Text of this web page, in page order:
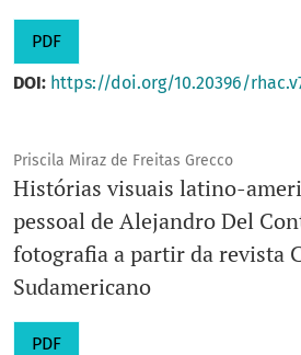
PDF
DOI: https://doi.org/10.20396/
Priscila Miraz de Freitas Grecco
Histórias visuais latino-
pessoal de Alejandro Del
fotografia a partir da revista
Sudamericano
PDF